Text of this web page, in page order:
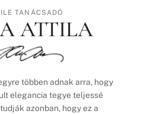
TANÁCSADÓ
ATTILA
többen adnak arra, hogy
elegancia tegye teljessé
azonban, hogy ez a